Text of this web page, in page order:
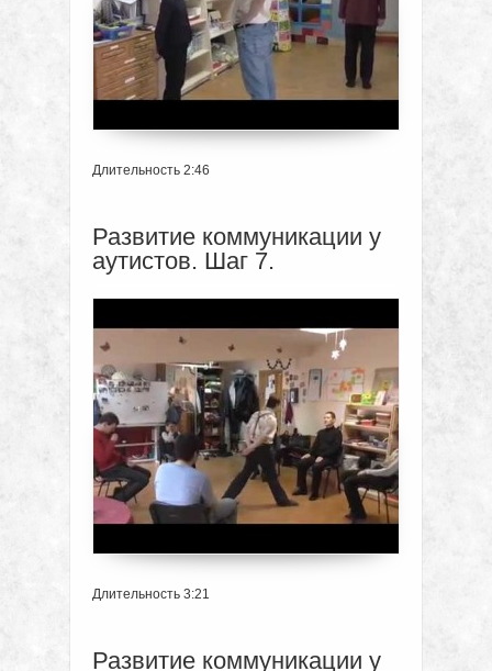
Длительность 2:46
Развитие коммуникации у
аутистов. Шаг 7.
Длительность 3:21
Развитие коммуникации у